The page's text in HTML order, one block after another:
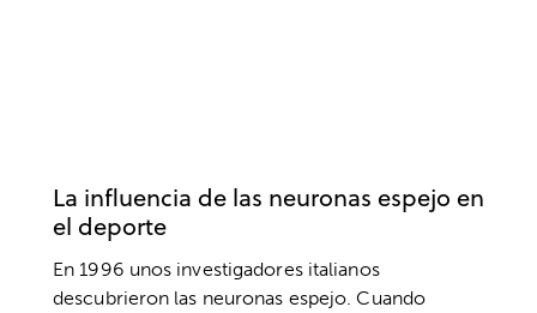
La influencia de las neuronas espejo en
el deporte
En 1996 unos investigadores italianos
descubrieron las neuronas espejo. Cuando